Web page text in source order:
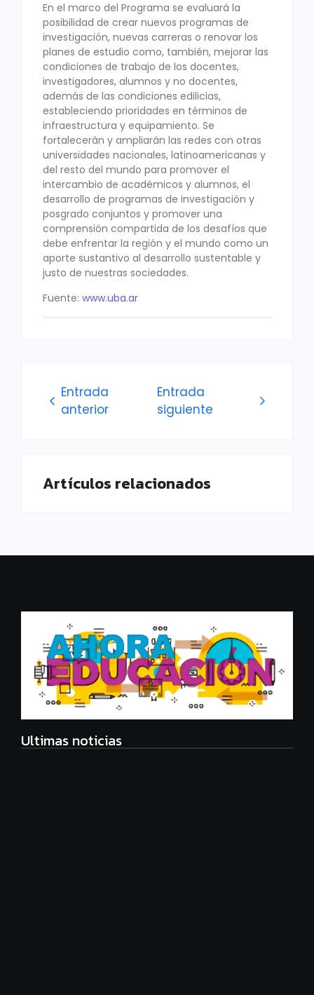
En el marco del Programa se evaluará la
posibilidad de crear nuevos programas de
investigación, nuevas carreras o renovar los
planes de estudio como, también, mejorar las
condiciones de trabajo de los docentes,
investigadores, alumnos y no docentes,
además de las condiciones edilicias,
estableciendo prioridades en términos de
infraestructura y equipamiento. Se
fortalecerán y ampliarán las redes con otras
universidades nacionales, latinoamericanas y
del resto del mundo para promover el
intercambio de académicos y alumnos, el
desarrollo de programas de investigación y
posgrado conjuntos y promover una
comprensión compartida de los desafíos que
debe enfrentar la región y el mundo como un
aporte sustantivo al desarrollo sustentable y
justo de nuestras sociedades.
Fuente: www.uba.ar
Entrada
anterior
Entrada
siguiente
Artículos relacionados
Ultimas noticias